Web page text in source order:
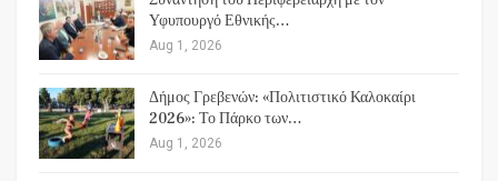
Υφυπουργό Εθνικής…
Aug 1, 2026
Δήμος Γρεβενών: «Πολιτιστικό Καλοκαίρι
2026»: Το Πάρκο των…
Aug 1, 2026